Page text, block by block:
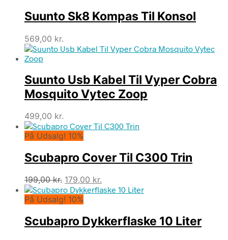
Suunto Sk8 Kompas Til Konsol
569,00 kr.
Suunto Usb Kabel Til Vyper Cobra
Mosquito Vytec Zoop
499,00 kr.
På Udsalg! 10%
Scubapro Cover Til C300 Trin
199,00kr. Den
oprindelige
pris
199,00 kr..
179,00 kr.
aktuelle
179,00 kr..
På Udsalg! 10%
Scubapro Dykkerflaske 10 Liter